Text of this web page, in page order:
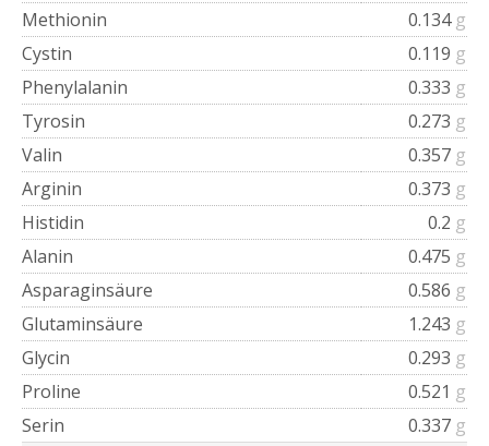
Methionin
0.134 g
Cystin
0.119 g
Phenylalanin
0.333 g
Tyrosin
0.273 g
Valin
0.357 g
Arginin
0.373 g
Histidin
0.2 g
Alanin
0.475 g
Asparaginsäure
0.586 g
Glutaminsäure
1.243 g
Glycin
0.293 g
Proline
0.521 g
Serin
0.337 g